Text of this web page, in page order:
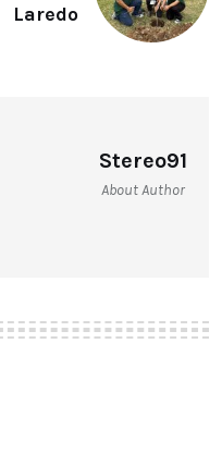
Laredo
Stereo91
About Author